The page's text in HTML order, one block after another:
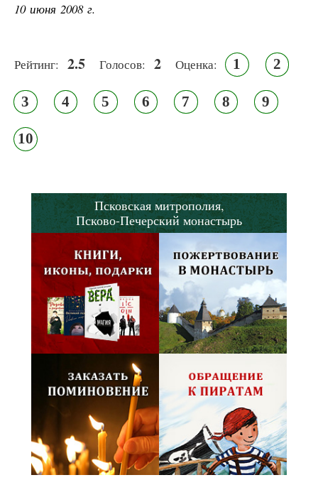
10 июня 2008 г.
Рейтинг: 2.5 Голосов: 2 Оценка: 1 2
3 4 5 6 7 8 9
10
Псковская митрополия,
Псково-Печерский монастырь